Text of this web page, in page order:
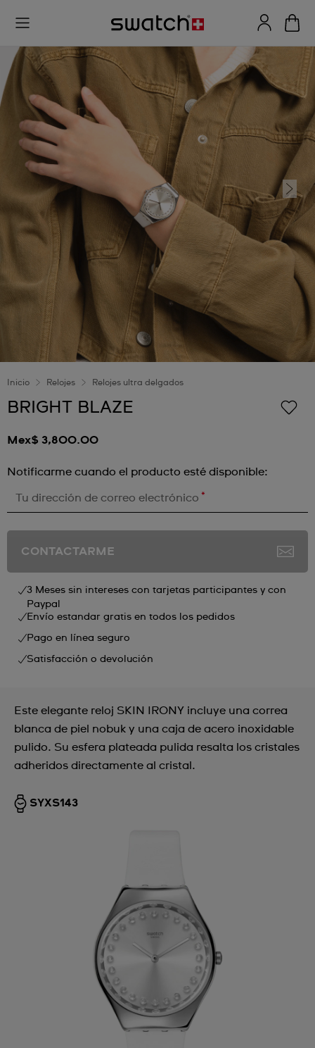
Inicio Relojes Relojes ultra delgados
BRIGHT BLAZE
Mex$ 3,800.00
Notificarme cuando el producto esté disponible:
Tu dirección de correo electrónico *
CONTACTARME
3 Meses sin intereses con tarjetas participantes y con
Paypal
Envío estandar gratis en todos los pedidos
Pago en línea seguro
Satisfacción o devolución
Este elegante reloj SKIN IRONY incluye una correa
blanca de piel nobuk y una caja de acero inoxidable
pulido. Su esfera plateada pulida resalta los cristales
adheridos directamente al cristal.
SYXS143